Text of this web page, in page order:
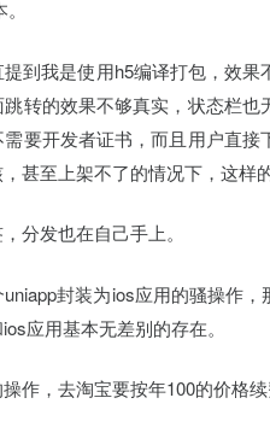
到我是使用h5编译打包，效
转的效果不够真实，状态栏
要开发者证书，而且用户直
甚至上架不了的情况下，这样
分发也在自己手上。
封装为ios应用的骚操作
应用基本无差别的存在。
作，去淘宝要按年100的价格